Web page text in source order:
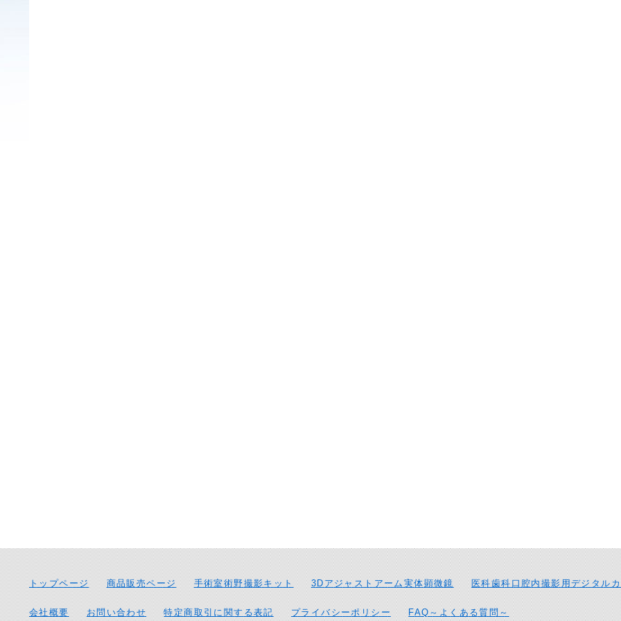
トップページ 商品販売ページ 手術室術野撮影キット 3Dアジャストアーム実体顕微鏡 医科歯科口腔内撮影用デジタル
会社概要 お問い合わせ 特定商取引に関する表記 プライバシーポリシー FAQ～よくある質問～